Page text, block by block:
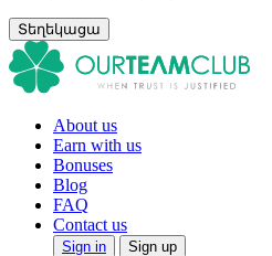
Տեղեկացա
About us
Earn with us
Bonuses
Blog
FAQ
Contact us
Sign in Sign up